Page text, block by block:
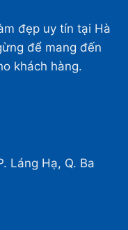
đẹp uy tín tại Hà
để mang đến
khách hàng.
Láng Hạ, Q. Ba